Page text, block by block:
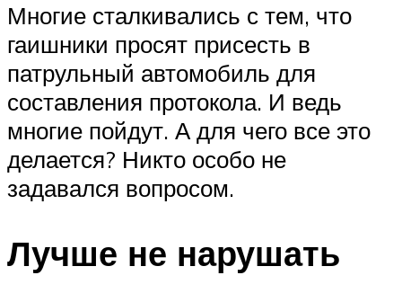
Многие сталкивались с тем, что
гаишники просят присесть в
патрульный автомобиль для
составления протокола. И ведь
многие пойдут. А для чего все это
делается? Никто особо не
задавался вопросом.
Лучше не нарушать